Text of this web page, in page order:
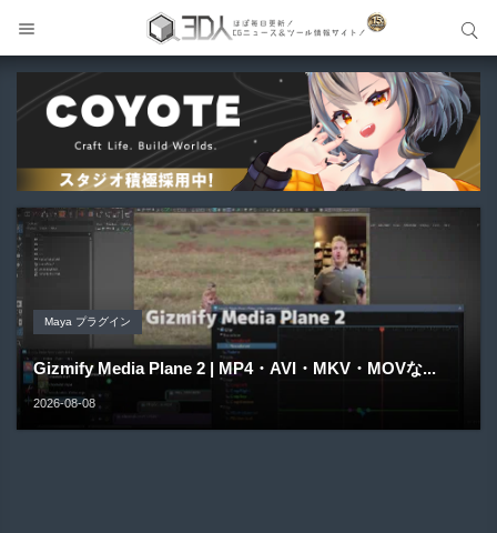
Maya プラグイン
Gizmify Media Plane 2 | MP4・AVI・MKV・MOVな...
2026-08-08
Unreal Engine アセット
Material Parameter Manager | Unreal Engi...
2026-08-07
Unreal Engine アセット
Pipe It | 直感的にパイプ形状を構築出来るUnreal Engine
5...
2026-08-05
Unreal Engine アセット
Directive Utilities | ブループリントライブラリやエディタ
ス...
2026-08-03
Unityエフェクトレシピブック パーツを組み合わせて作れ
る | ktk.kum...
2026-08-03
サイト内検索